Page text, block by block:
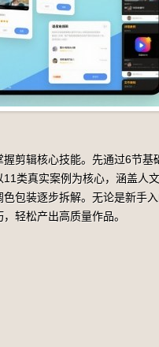
剪辑核心技能。先通过6节基
类真实案例为核心，涵盖人
包装逐步拆解。无论是新手
轻松产出高质量作品。